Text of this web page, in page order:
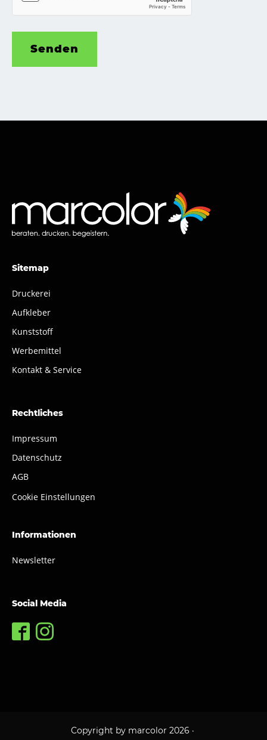
Senden
Sitemap
Druckerei
Aufkleber
Kunststoff
Werbemittel
Kontakt & Service
Rechtliches
Impressum
Datenschutz
AGB
Cookie Einstellungen
Informationen
Newsletter
Social Media
Copyright by marcolor 2026 ·